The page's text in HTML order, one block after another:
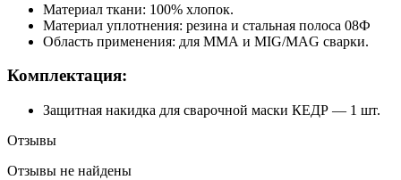
Материал ткани: 100% хлопок.
Материал уплотнения: резина и стальная полоса 08Ф
Область применения: для ММА и MIG/MAG сварки.
Комплектация:
Защитная накидка для сварочной маски КЕДР — 1 шт.
Отзывы
Отзывы не найдены